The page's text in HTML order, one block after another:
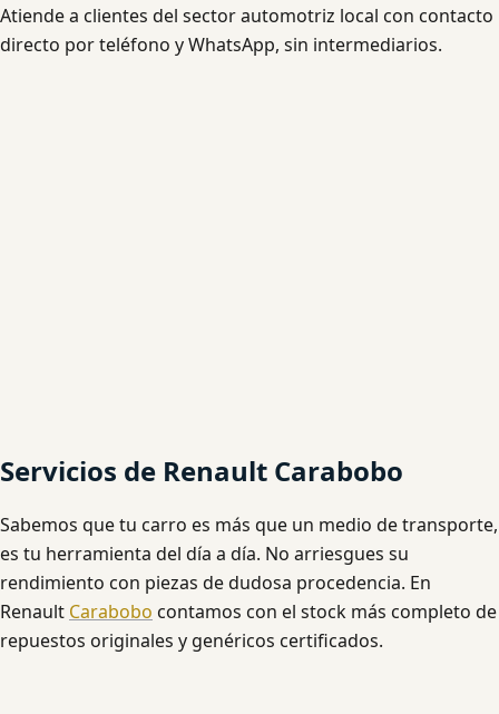
Atiende a clientes del sector automotriz local con contacto
directo por teléfono y WhatsApp, sin intermediarios.
Servicios de Renault Carabobo
Sabemos que tu carro es más que un medio de transporte,
es tu herramienta del día a día. No arriesgues su
rendimiento con piezas de dudosa procedencia. En
Renault Carabobo contamos con el stock más completo de
repuestos originales y genéricos certificados.